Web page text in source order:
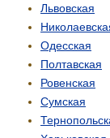
Львовская
Одесская
Полтавская
Ровенская
Сумская